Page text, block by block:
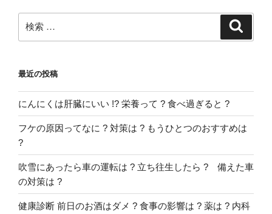
検
索:
最近の投稿
にんにくは肝臓にいい !? 栄養って ? 食べ過ぎると ?
フケの原因ってなに ? 対策は ? もうひとつのおすすめは
?
吹雪にあったら車の運転は ? 立ち往生したら ? 備えた車
の対策は ?
健康診断 前日のお酒はダメ ? 食事の影響は ? 薬は ? 内科